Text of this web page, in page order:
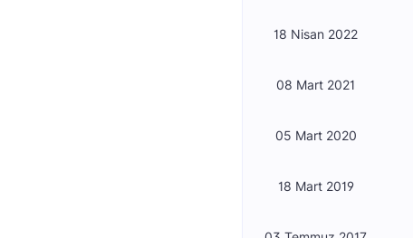
18 Nisan 2022
08 Mart 2021
05 Mart 2020
18 Mart 2019